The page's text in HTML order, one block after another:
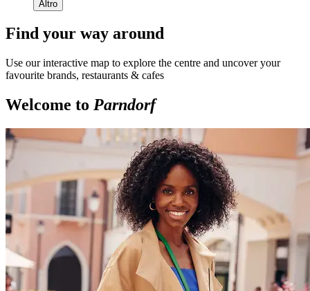
Altro
Find your way around
Use our interactive map to explore the centre and uncover your
favourite brands, restaurants & cafes
Welcome to Parndorf